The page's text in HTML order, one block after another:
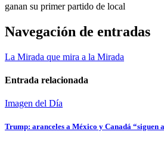
ganan su primer partido de local
Navegación de entradas
La Mirada que mira a la Mirada
Entrada relacionada
Imagen del Día
Trump: aranceles a México y Canadá “siguen